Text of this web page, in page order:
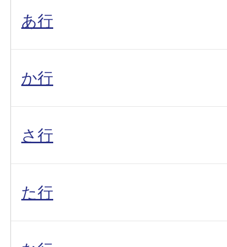
あ行
か行
さ行
た行